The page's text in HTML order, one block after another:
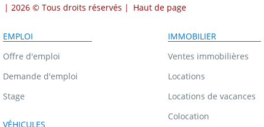
| 2026 © Tous droits réservés | Haut de page
EMPLOI
Offre d'emploi
Demande d'emploi
Stage
VÉHICULES
IMMOBILIER
Ventes immobilières
Locations
Locations de vacances
Colocation